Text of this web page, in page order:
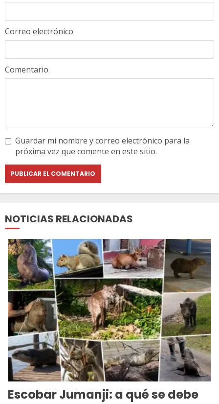
Comentario
Correo electrónico
Guardar mi nombre y correo electrónico para la
próxima vez que comente en este sitio.
NOTICIAS RELACIONADAS
Escobar Jumanji: a qué se debe